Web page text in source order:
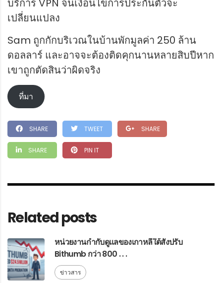
บริการ VPN จนเงื่อนไขการประกันตัวจะ
เปลี่ยนแปลง
Sam ถูกกักบริเวณในบ้านพักมูลค่า 250 ล้าน
ดอลลาร์ และอาจจะต้องติดคุกนานหลายสิบปีหาก
เขาถูกตัดสินว่าผิดจริง
ที่มา
SHARE TWEET SHARE
SHARE PIN IT
Related posts
หน่วยงานกำกับดูแลของเกาหลีใต้สั่งปรับ
Bithumb กว่า 800 . . .
ข่าวสาร